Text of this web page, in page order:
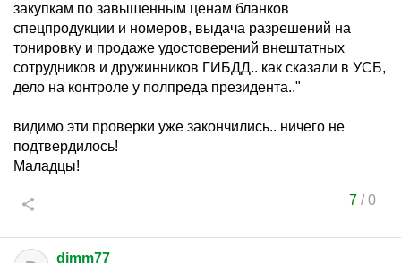
закупкам по завышенным ценам бланков
спецпродукции и номеров, выдача разрешений на
тонировку и продаже удостоверений внештатных
сотрудников и дружинников ГИБДД.. как сказали в УСБ,
дело на контроле у полпреда президента.."
видимо эти проверки уже закончились.. ничего не
подтвердилось!
Маладцы!
7/0
dimm77